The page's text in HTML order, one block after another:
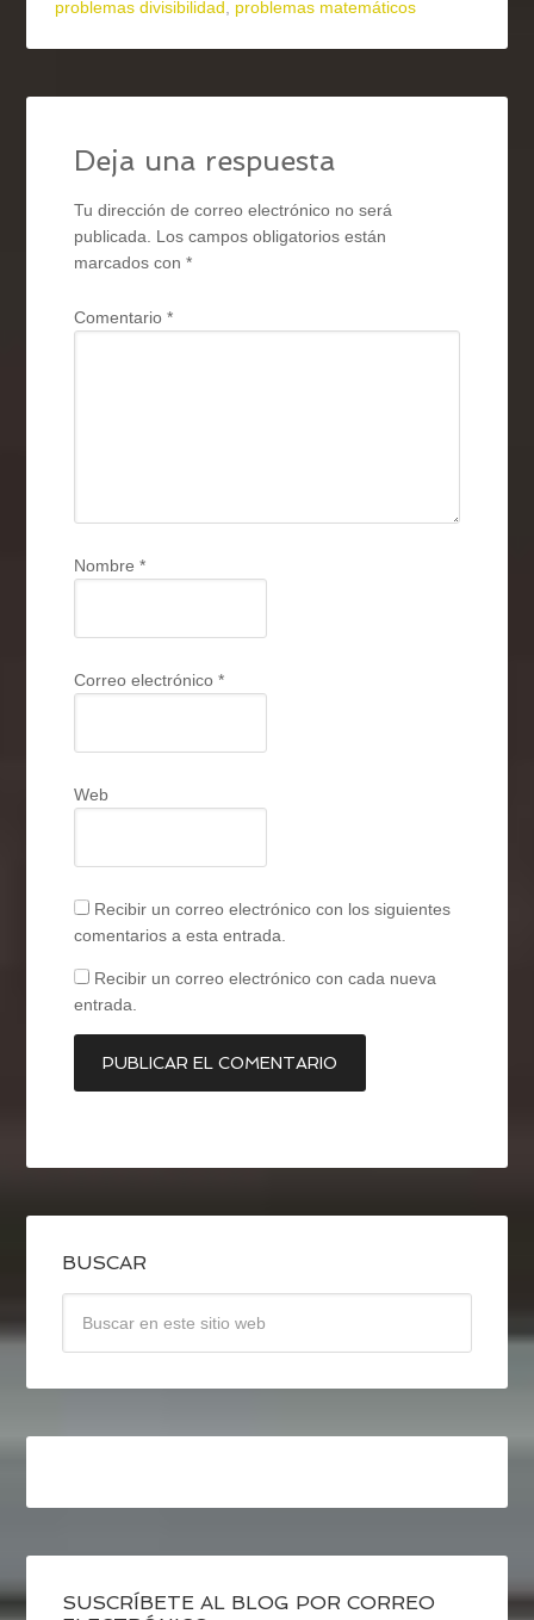
problemas divisibilidad, problemas matemáticos
Deja una respuesta
Tu dirección de correo electrónico no será
publicada. Los campos obligatorios están
marcados con*
Comentario*
Nombre*
Correo electrónico*
Web
Recibir un correo electrónico con los siguientes
comentarios a esta entrada.
Recibir un correo electrónico con cada nueva
entrada.
BUSCAR
SUSCRÍBETE AL BLOG POR CORREO